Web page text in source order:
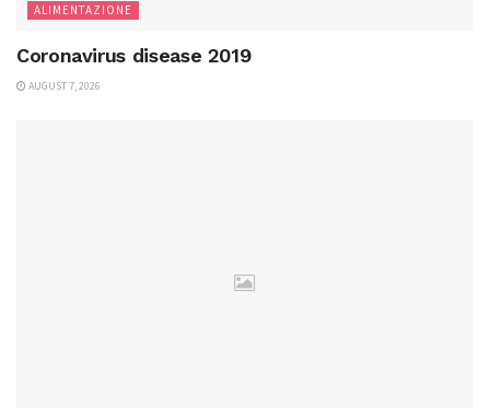
ALIMENTAZIONE
Coronavirus disease 2019
AUGUST 7, 2026